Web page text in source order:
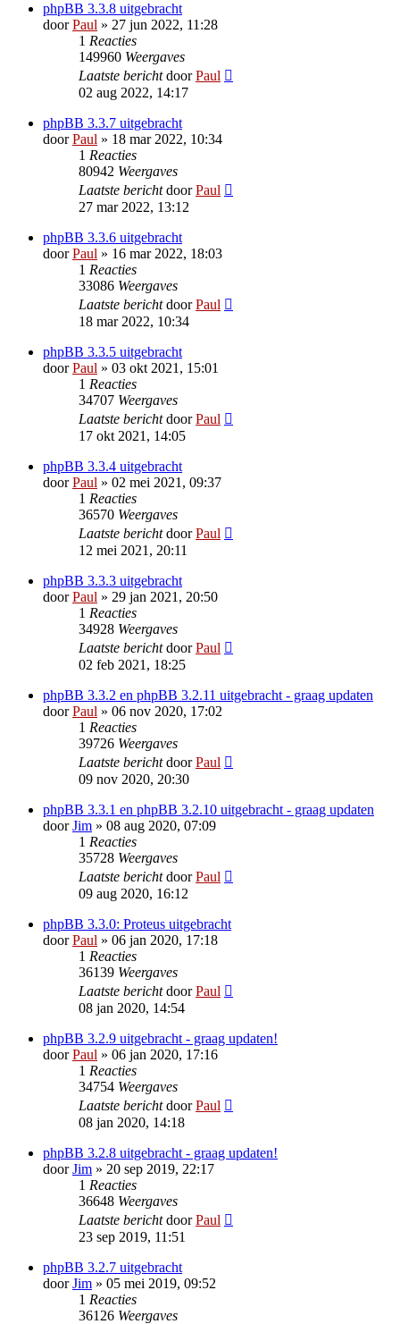
phpBB 3.3.8 uitgebracht
doorPaul » 27 jun 2022, 11:28
1 Reacties
149960 Weergaves
Laatste berichtdoorPaul
02 aug 2022, 14:17
phpBB 3.3.7 uitgebracht
doorPaul » 18 mar 2022, 10:34
1 Reacties
80942 Weergaves
Laatste berichtdoorPaul
27 mar 2022, 13:12
phpBB 3.3.6 uitgebracht
doorPaul » 16 mar 2022, 18:03
1 Reacties
33086 Weergaves
Laatste berichtdoorPaul
18 mar 2022, 10:34
phpBB 3.3.5 uitgebracht
doorPaul » 03 okt 2021, 15:01
1 Reacties
34707 Weergaves
Laatste berichtdoorPaul
17 okt 2021, 14:05
phpBB 3.3.4 uitgebracht
doorPaul » 02 mei 2021, 09:37
1 Reacties
36570 Weergaves
Laatste berichtdoorPaul
12 mei 2021, 20:11
phpBB 3.3.3 uitgebracht
doorPaul » 29 jan 2021, 20:50
1 Reacties
34928 Weergaves
Laatste berichtdoorPaul
02 feb 2021, 18:25
phpBB 3.3.2 en phpBB 3.2.11 uitgebracht - graag updaten
doorPaul » 06 nov 2020, 17:02
1 Reacties
39726 Weergaves
Laatste berichtdoorPaul
09 nov 2020, 20:30
phpBB 3.3.1 en phpBB 3.2.10 uitgebracht - graag updaten
doorJim » 08 aug 2020, 07:09
1 Reacties
35728 Weergaves
Laatste berichtdoorPaul
09 aug 2020, 16:12
phpBB 3.3.0: Proteus uitgebracht
doorPaul » 06 jan 2020, 17:18
1 Reacties
36139 Weergaves
Laatste berichtdoorPaul
08 jan 2020, 14:54
phpBB 3.2.9 uitgebracht - graag updaten!
doorPaul » 06 jan 2020, 17:16
1 Reacties
34754 Weergaves
Laatste berichtdoorPaul
08 jan 2020, 14:18
phpBB 3.2.8 uitgebracht - graag updaten!
doorJim » 20 sep 2019, 22:17
1 Reacties
36648 Weergaves
Laatste berichtdoorPaul
23 sep 2019, 11:51
phpBB 3.2.7 uitgebracht
doorJim » 05 mei 2019, 09:52
1 Reacties
36126 Weergaves